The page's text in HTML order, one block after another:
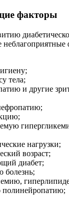
факторы
тела;
и другие
нагрузки;
возраст;
диабет;
болезнь;
полинейропатию;